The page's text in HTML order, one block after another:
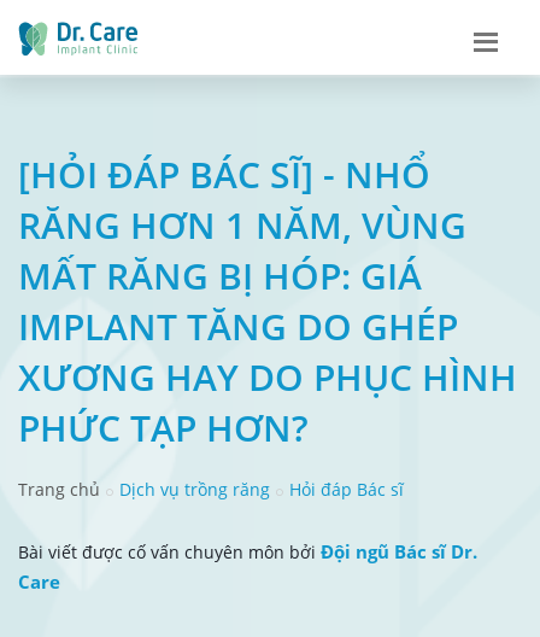
[HỎI ĐÁP BÁC SĨ] - NHỔ
RĂNG HƠN 1 NĂM, VÙNG
MẤT RĂNG BỊ HÓP: GIÁ
IMPLANT TĂNG DO GHÉP
XƯƠNG HAY DO PHỤC HÌNH
PHỨC TẠP HƠN?
Trang chủ Dịch vụ trồng răng Hỏi đáp Bác sĩ
Bài viết được cố vấn chuyên môn bởi Đội ngũ Bác sĩ Dr.
Care